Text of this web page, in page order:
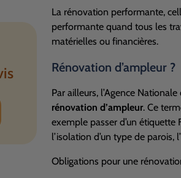
La rénovation performante,
performante quand tous les
matérielles ou financières.
Rénovation d’ampleur ?
Par ailleurs, l’Agence
rénovation d’ampleur. Ce
exemple passer d’un étiquette
l’isolation d’un type de
Obligations pour une